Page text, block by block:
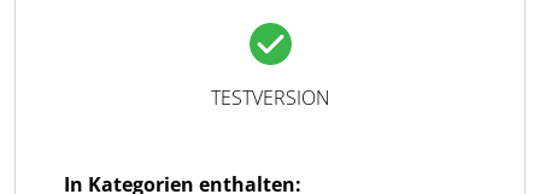
TESTVERSION
In Kategorien enthalten: